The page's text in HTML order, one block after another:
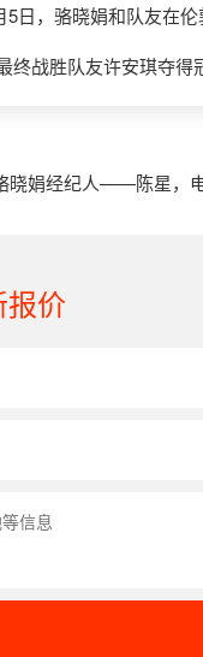
，骆晓娟和队友在伦
战胜队友许安琪夺得
娟经纪人——陈星，
价